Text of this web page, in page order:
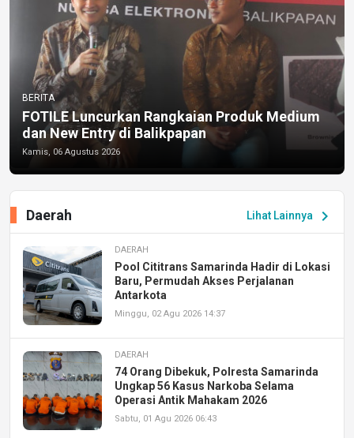
BERITA
FOTILE Luncurkan Rangkaian Produk Medium
dan New Entry di Balikpapan
Kamis, 06 Agustus 2026
Lihat Lainnya chevron_right
Daerah
DAERAH
Pool Cititrans Samarinda Hadir di Lokasi
Baru, Permudah Akses Perjalanan
Antarkota
Minggu, 02 Agu 2026 14:37
DAERAH
74 Orang Dibekuk, Polresta Samarinda
Ungkap 56 Kasus Narkoba Selama
Operasi Antik Mahakam 2026
Sabtu, 01 Agu 2026 06:43